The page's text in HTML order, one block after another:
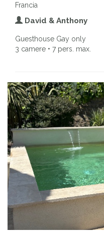
Francia
David & Anthony
Guesthouse Gay only
3 camere • 7 pers. max.